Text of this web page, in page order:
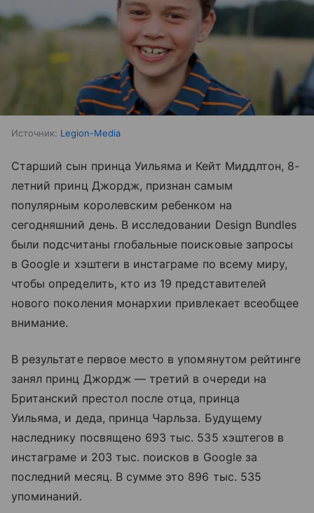
Источник: Legion-Media
Старший сын принца Уильяма и Кейт Миддлтон, 8-
летний принц Джордж, признан самым
популярным королевским ребенком на
сегодняшний день. В исследовании Design Bundles
были подсчитаны глобальные поисковые запросы
в Google и хэштеги в инстаграме по всему миру,
чтобы определить, кто из 19 представителей
нового поколения монархии привлекает всеобщее
внимание.
В результате первое место в упомянутом рейтинге
занял принц Джордж — третий в очереди на
Британский престол после отца, принца
Уильяма, и деда, принца Чарльза. Будущему
наследнику посвящено 693 тыс. 535 хэштегов в
инстаграме и 203 тыс. поисков в Google за
последний месяц. В сумме это 896 тыс. 535
упоминаний.